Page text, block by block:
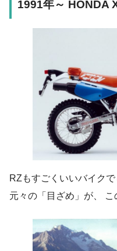
1991年～ HONDA
RZもすごくいいバイクで
元々の「目ざめ」が、 こ